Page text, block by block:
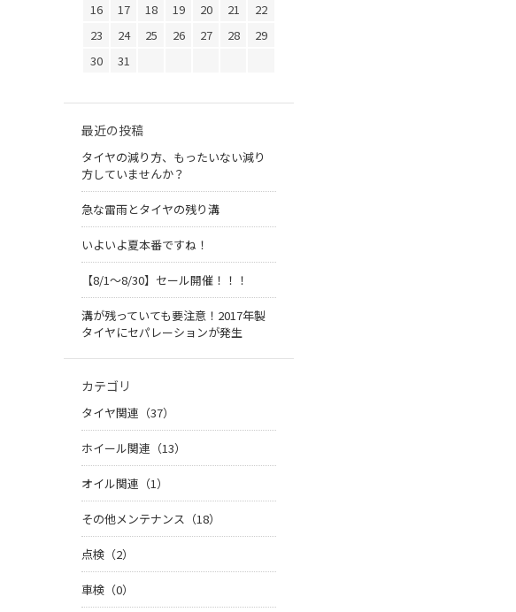
16
17 18 19 20 21
22
23
24 25 26 27 28
29
30
31
最近の投稿
タイヤの減り方、もったいない減り
方していませんか？
急な雷雨とタイヤの残り溝
いよいよ夏本番ですね！
【8/1～8/30】セール開催！！！
溝が残っていても要注意！2017年製
タイヤにセパレーションが発生
カテゴリ
タイヤ関連（37）
ホイール関連（13）
オイル関連（1）
その他メンテナンス（18）
点検（2）
車検（0）